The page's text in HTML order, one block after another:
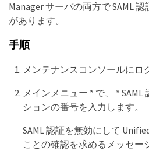
Manager サーバの両方で SAML
があります。
手順
メンテナンスコンソールにロ
メインメニュー * で、 *
ションの番号を入力します。
SAML 認証を無効にして
ことの確認を求めるメッセー